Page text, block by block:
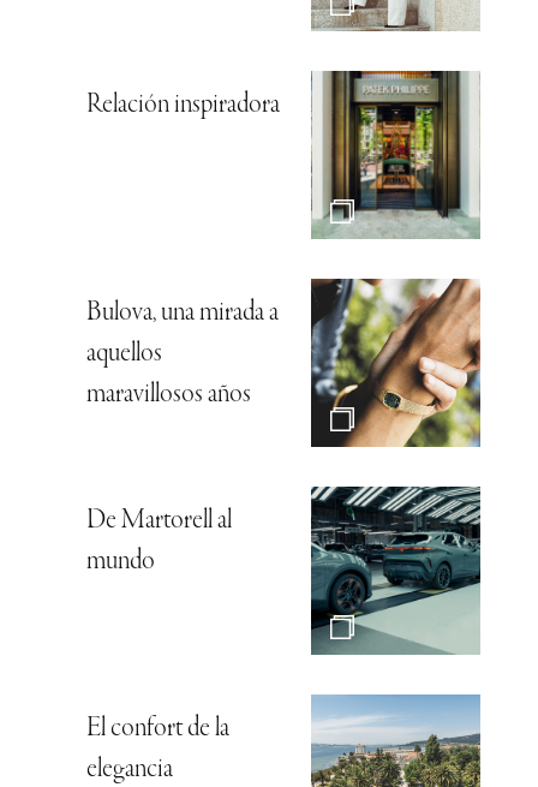
Relación inspiradora
Bulova, una mirada a
aquellos
maravillosos años
De Martorell al
mundo
El confort de la
elegancia